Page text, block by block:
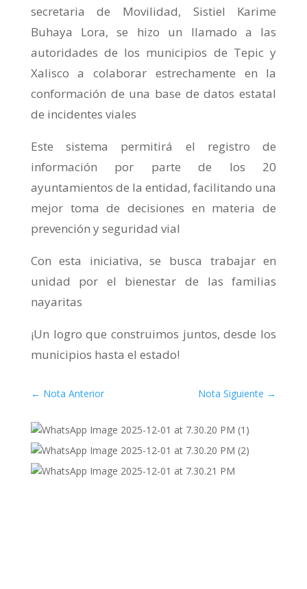
secretaria de Movilidad, Sistiel Karime
Buhaya Lora, se hizo un llamado a las
autoridades de los municipios de Tepic y
Xalisco a colaborar estrechamente en la
conformación de una base de datos estatal
de incidentes viales
Este sistema permitirá el registro de
información por parte de los 20
ayuntamientos de la entidad, facilitando una
mejor toma de decisiones en materia de
prevención y seguridad vial
Con esta iniciativa, se busca trabajar en
unidad por el bienestar de las familias
nayaritas
¡Un logro que construimos juntos, desde los
municipios hasta el estado!
← Nota Anterior Nota Siguiente →